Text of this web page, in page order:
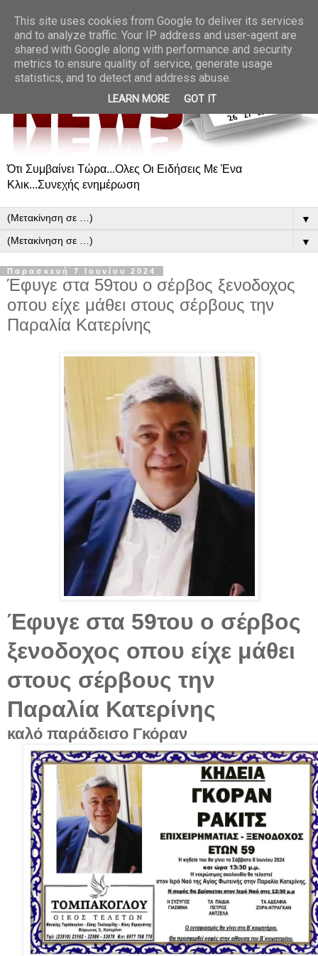
Ότι Συμβαίνει Τώρα...Ολες Οι Ειδήσεις Με Ένα
Κλικ...Συνεχής ενημέρωση
▼
▼
Παρασκευή 7 Ιουνίου 2024
Έφυγε στα 59του ο σέρβος ξενοδοχος
οπου είχε μάθει στους σέρβους την
Παραλία Κατερίνης
Έφυγε στα 59του ο σέρβος
ξενοδοχος οπου είχε μάθει
στους σέρβους την
Παραλία Κατερίνης
καλό παράδεισο Γκόραν
This site uses cookies from Google to deliver its services
and to analyze traffic. Your IP address and user-agent are
shared with Google along with performance and security
metrics to ensure quality of service, generate usage
statistics, and to detect and address abuse.
LEARN MORE GOT IT